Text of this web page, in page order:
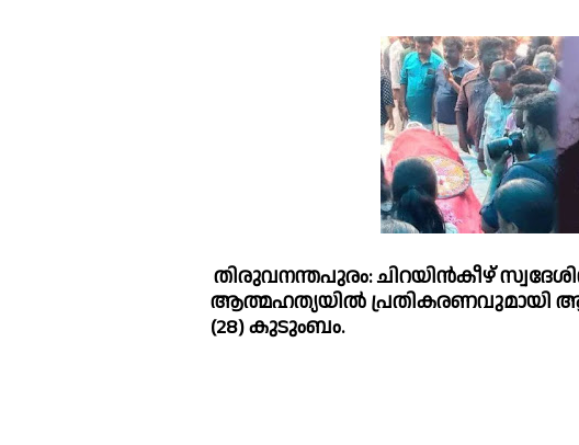
തിരുവനന്തപുരം: ചിറയിൻകീഴ്
ആത്മഹത്യയില്‍ പ്രതികരണവുമായി
(28) കുടുംബം.